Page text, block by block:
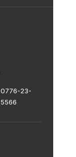
0776-23-
5566